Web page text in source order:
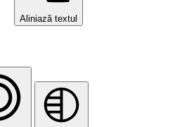
Aliniază textul